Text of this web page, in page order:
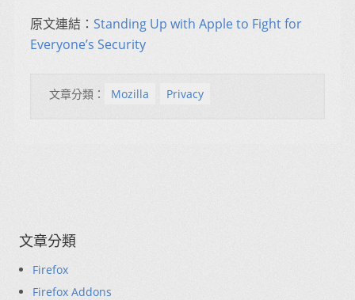
原文連結： Standing Up with Apple to Fight for
Everyone’s Security
文章分類： Mozilla Privacy
文章分類
Firefox
Firefox Addons